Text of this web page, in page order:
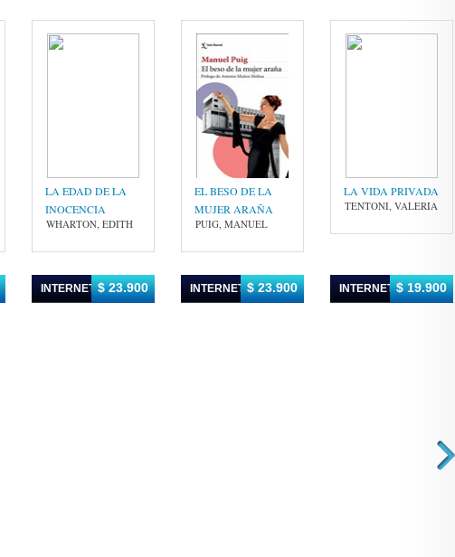
LA EDAD DE LA
INOCENCIA
WHARTON, EDITH
INTERNET $ 23.900
EL BESO DE LA
MUJER ARAÑA
PUIG, MANUEL
INTERNET $ 23.900
LA VIDA PRIVADA
TENTONI, VALERIA
INTERNET $ 19.900